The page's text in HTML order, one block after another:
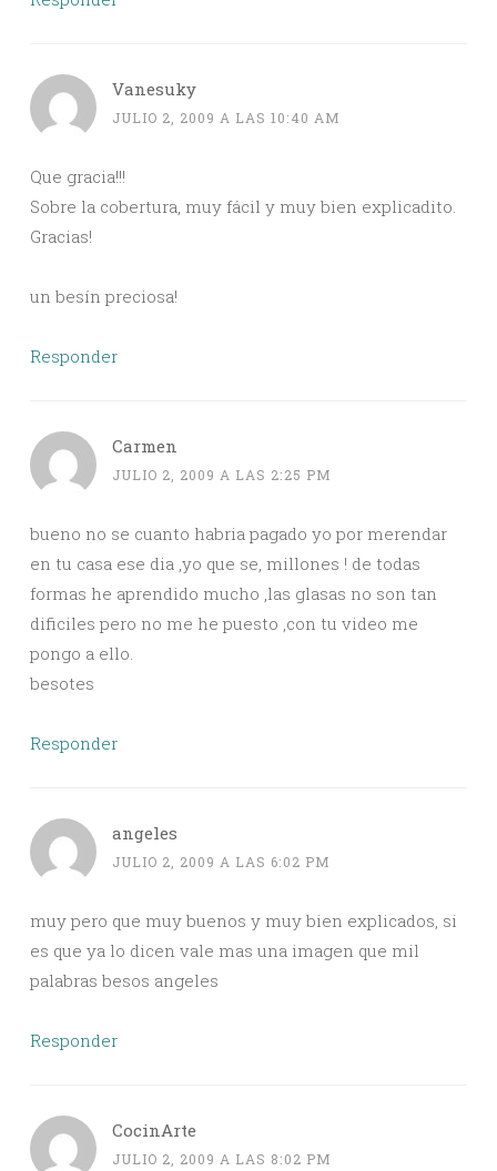
Vanesuky
JULIO 2, 2009 A LAS 10:40 AM
Que gracia!!!
Sobre la cobertura, muy fácil y muy bien explicadito.
Gracias!
un besín preciosa!
Responder
Carmen
JULIO 2, 2009 A LAS 2:25 PM
bueno no se cuanto habria pagado yo por merendar
en tu casa ese dia ,yo que se, millones ! de todas
formas he aprendido mucho ,las glasas no son tan
dificiles pero no me he puesto ,con tu video me
pongo a ello.
besotes
Responder
angeles
JULIO 2, 2009 A LAS 6:02 PM
muy pero que muy buenos y muy bien explicados, si
es que ya lo dicen vale mas una imagen que mil
palabras besos angeles
Responder
CocinArte
JULIO 2, 2009 A LAS 8:02 PM